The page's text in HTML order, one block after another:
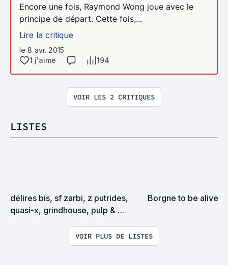
Encore une fois, Raymond Wong joue avec le
principe de départ. Cette fois,...
Lire la critique
le 8 avr. 2015
1 j'aime
194
VOIR LES 2 CRITIQUES
LISTES
délires bis, sf zarbi, z putrides,
quasi-x, grindhouse, pulp &
Borgne to be alive
VOIR PLUS DE LISTES